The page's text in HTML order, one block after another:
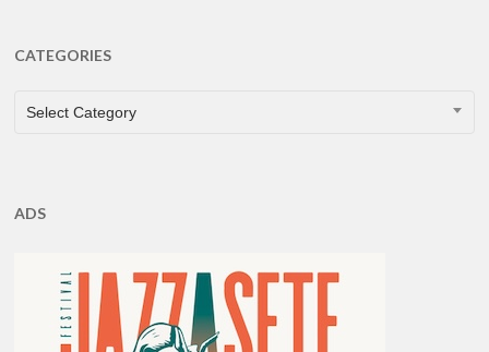
CATEGORIES
CATEGORIES
Select Category
ADS